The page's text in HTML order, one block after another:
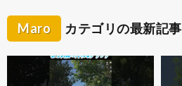
Maro カテゴリの最新記事